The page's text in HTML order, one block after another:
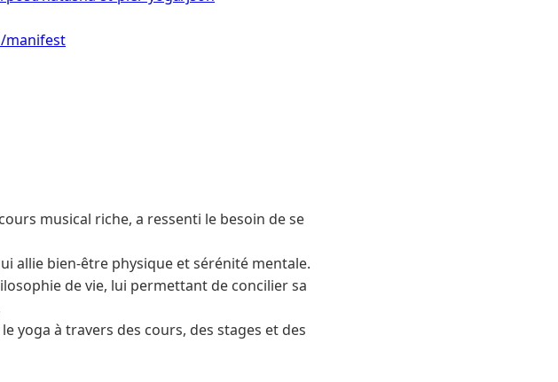
manifest
musical riche, a ressenti le besoin de se
allie bien-être physique et sérénité mentale.
de vie, lui permettant de concilier sa
yoga à travers des cours, des stages et des